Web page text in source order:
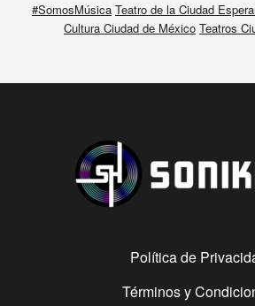
#SomosMúsica Teatro de la Ciudad
Cultura Ciudad de México Teatros
Política de
Términos y